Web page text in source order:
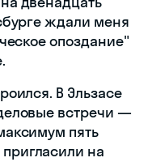
ждали меня
опоздание"
В Эльзасе
встречи —
пять
на